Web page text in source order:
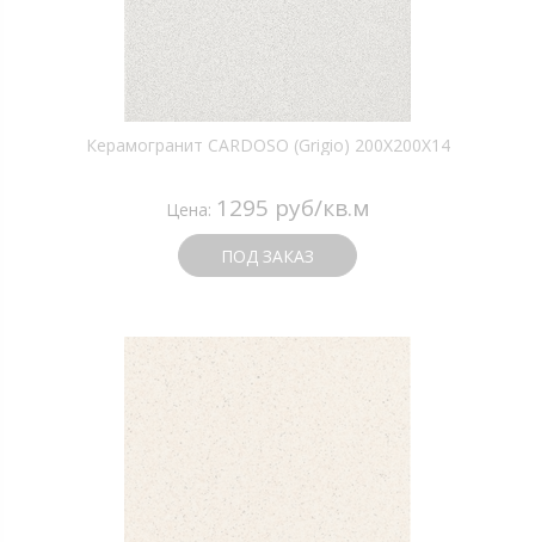
Керамогранит CARDOSO (Grigio) 200X200X14
Цена: 1295 руб/кв.м
ПОД ЗАКАЗ